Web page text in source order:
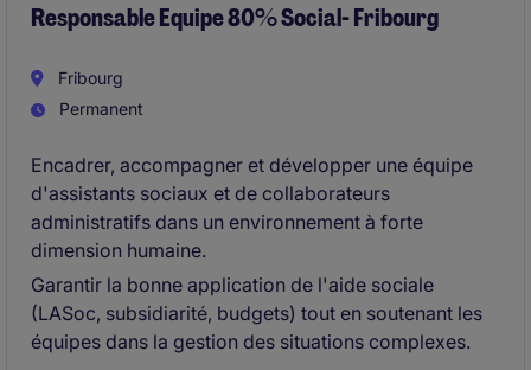
Responsable Equipe 80% Social- Fribourg
Fribourg
Permanent
Encadrer, accompagner et développer une équipe
d'assistants sociaux et de collaborateurs
administratifs dans un environnement à forte
dimension humaine.
Garantir la bonne application de l'aide sociale
(LASoc, subsidiarité, budgets) tout en soutenant les
équipes dans la gestion des situations complexes.